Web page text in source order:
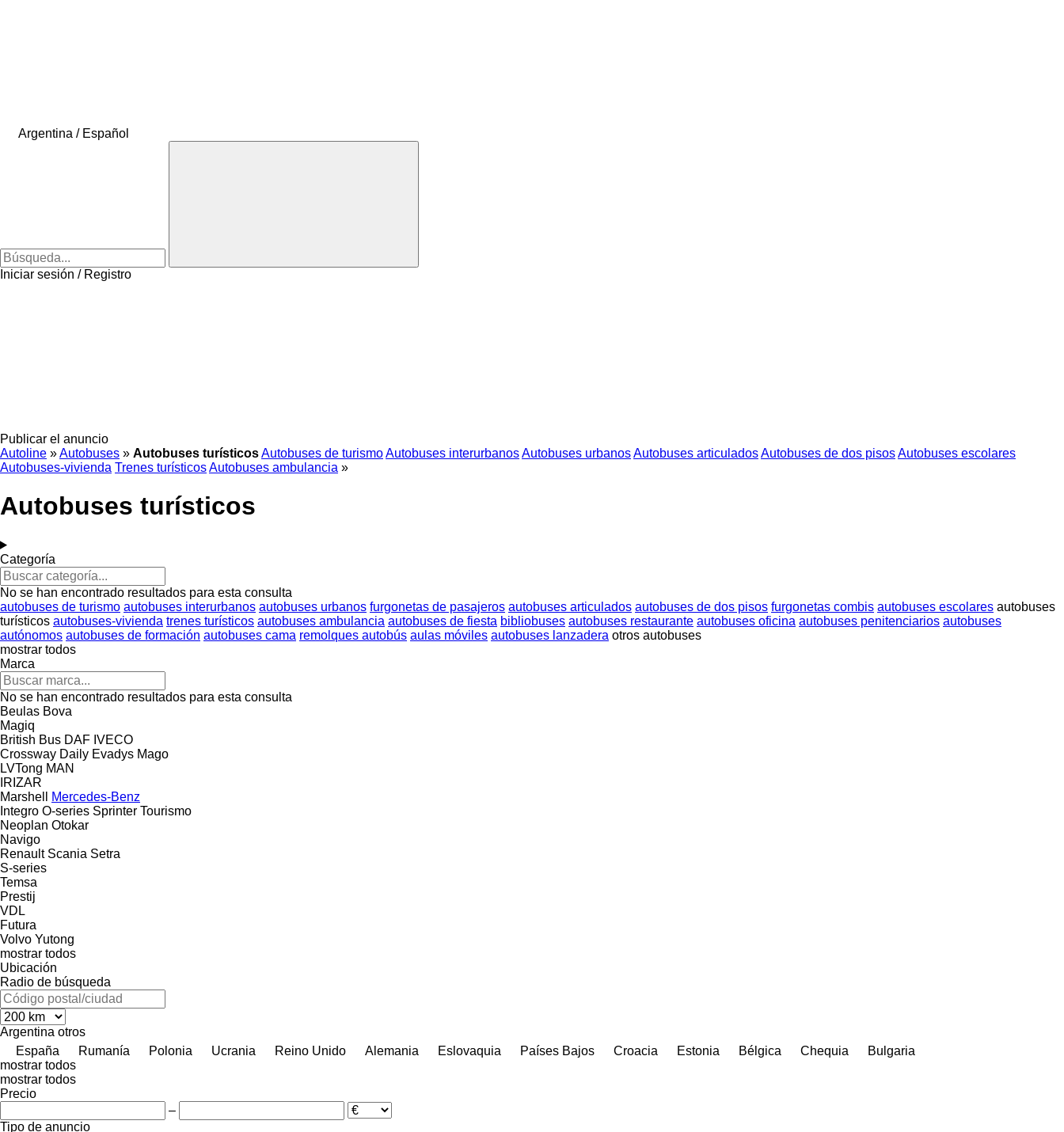
Argentina / Español
Iniciar sesión / Registro
Publicar el anuncio
Autoline »Autobuses » Autobuses turísticosAutobuses de turismoAutobuses interurbanosAutobuses urbanosAutobuses articuladosAutobuses de dos pisosAutobuses escolares
Autobuses-vivienda Trenes turísticosAutobuses ambulancia »
Autobuses turísticos
Categoría
No se han encontrado resultados para esta consulta
autobuses de turismo autobuses interurbanos autobuses urbanos furgonetas de pasajeros autobuses articulados autobuses de dos pisos furgonetas combis autobuses escolares autobuses
turísticos autobuses-vivienda trenes turísticos autobuses ambulancia autobuses de fiesta bibliobuses autobuses restaurante autobuses oficina autobuses penitenciarios autobuses
autónomos autobuses de formación autobuses cama remolques autobús aulas móviles autobuses lanzadera otros autobuses
mostrar todos
Marca
No se han encontrado resultados para esta consulta
Beulas Bova
Magiq
British Bus DAF IVECO
Crossway Daily Evadys Mago
LVTong MAN
IRIZAR
Marshell
Mercedes-Benz
Integro O-series Sprinter Tourismo
Neoplan Otokar
Navigo
Renault Scania Setra
S-series
Temsa
Prestij
VDL
Futura
Volvo Yutong
mostrar todos
Ubicación
Radio de búsqueda
Argentina otros
España
Rumanía Polonia Ucrania Reino Unido Alemania Eslovaquia Países Bajos Croacia Estonia Bélgica Chequia
Bulgaria
mostrar todos
mostrar todos
Precio
–
Tipo de anuncio